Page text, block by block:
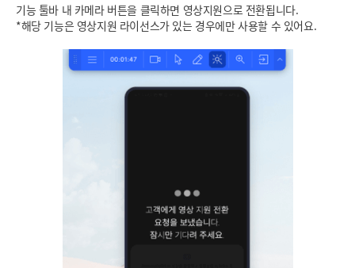
기능 툴바 내 카메라 버튼을 클릭하면 영상지원으로 전환됩니다.
*해당 기능은 영상지원 라이선스가 있는 경우에만 사용할 수 있어요.